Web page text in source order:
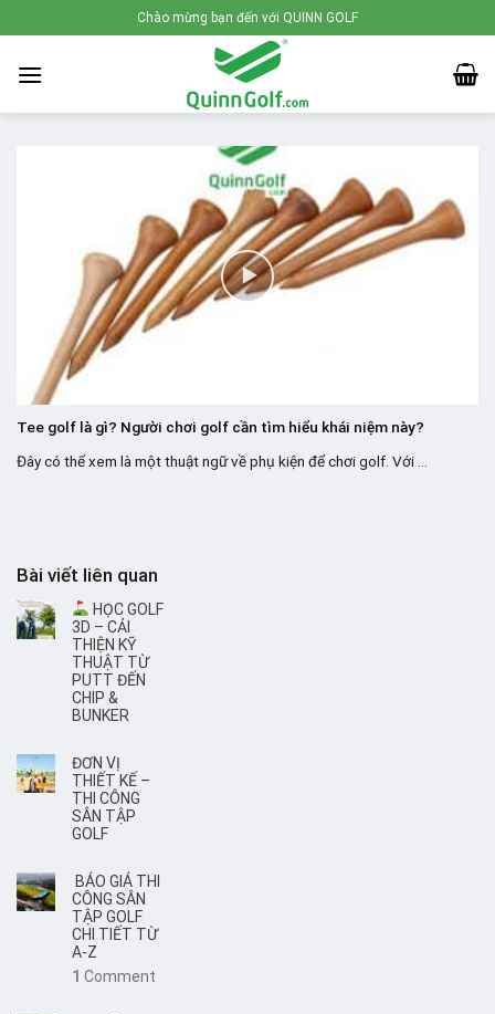
to
content
Chào mừng bạn đến với QUINN GOLF
Tee golf là gì? Người chơi golf cần tìm hiểu khái niệm này?
Đây có thể xem là một thuật ngữ về phụ kiện để chơi golf. Với ...
Bài viết liên quan
HỌC GOLF
3D – CẢI
THIỆN KỸ
THUẬT TỪ
PUTT ĐẾN
CHIP &
BUNKER
ĐƠN VỊ
THIẾT KẾ –
THI CÔNG
SÂN TẬP
GOLF
BÁO GIÁ THI
CÔNG SÂN
TẬP GOLF
CHI TIẾT TỪ
A-Z
1 Comment